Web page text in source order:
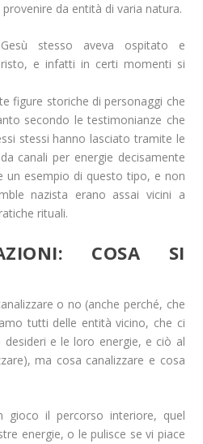
da entità di varia natura.
stesso aveva ospitato e
e infatti in certi momenti si
figure storiche di personaggi che
secondo le testimonianze che
stessi hanno lasciato tramite le
canali per energie decisamente
un esempio di questo tipo, e non
nazista erano assai vicini a
rituali.
COSA SI
o no (anche perché, che
tutti delle entità vicino, che ci
e le loro energie, e ciò al
ma cosa canalizzare e cosa
gioco il percorso interiore, quel
energie, o le pulisce se vi piace